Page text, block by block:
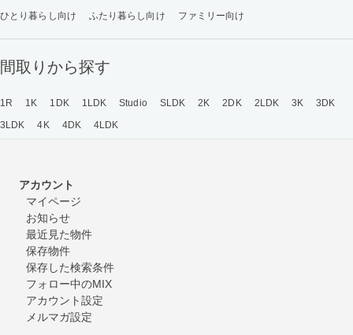
ひとり暮らし向け
ふたり暮らし向け ファミリー向け
間取りから探す
1R 1K 1DK 1LDK Studio SLDK 2K 2DK 2LDK 3K
3DK
3LDK
4K 4DK 4LDK
アカウント
マイページ
お知らせ
最近見た物件
保存物件
保存した検索条件
フォロー中のMIX
アカウント設定
メルマガ設定